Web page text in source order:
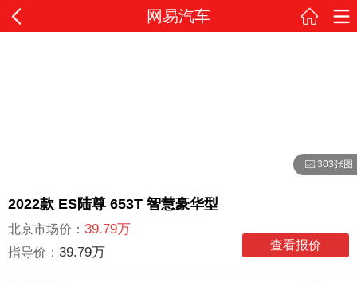
网易汽车
303张图
2022款 ES陆尊 653T 智慧豪华型
北京市场价： 39.79万
指导价： 39.79万 查看报价